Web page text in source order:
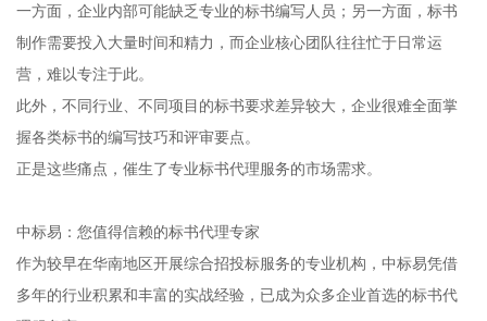
一方面，企业内部可能缺乏专业的标书编写人员；另一方面，标书
制作需要投入大量时间和精力，而企业核心团队往往忙于日常运
营，难以专注于此。
此外，不同行业、不同项目的标书要求差异较大，企业很难全面掌
握各类标书的编写技巧和评审要点。
正是这些痛点，催生了专业标书代理服务的市场需求。
中标易：您值得信赖的标书代理专家
作为较早在华南地区开展综合招投标服务的专业机构，中标易凭借
多年的行业积累和丰富的实战经验，已成为众多企业首选的标书代